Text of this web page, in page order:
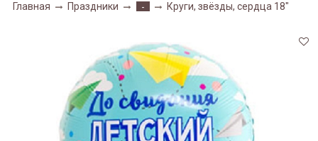
Главная Праздники - Круги, звёзды, сердца 18"